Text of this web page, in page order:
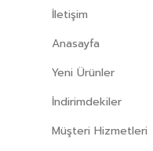
İletişim
Anasayfa
Yeni Ürünler
İndirimdekiler
Müşteri Hizmetleri